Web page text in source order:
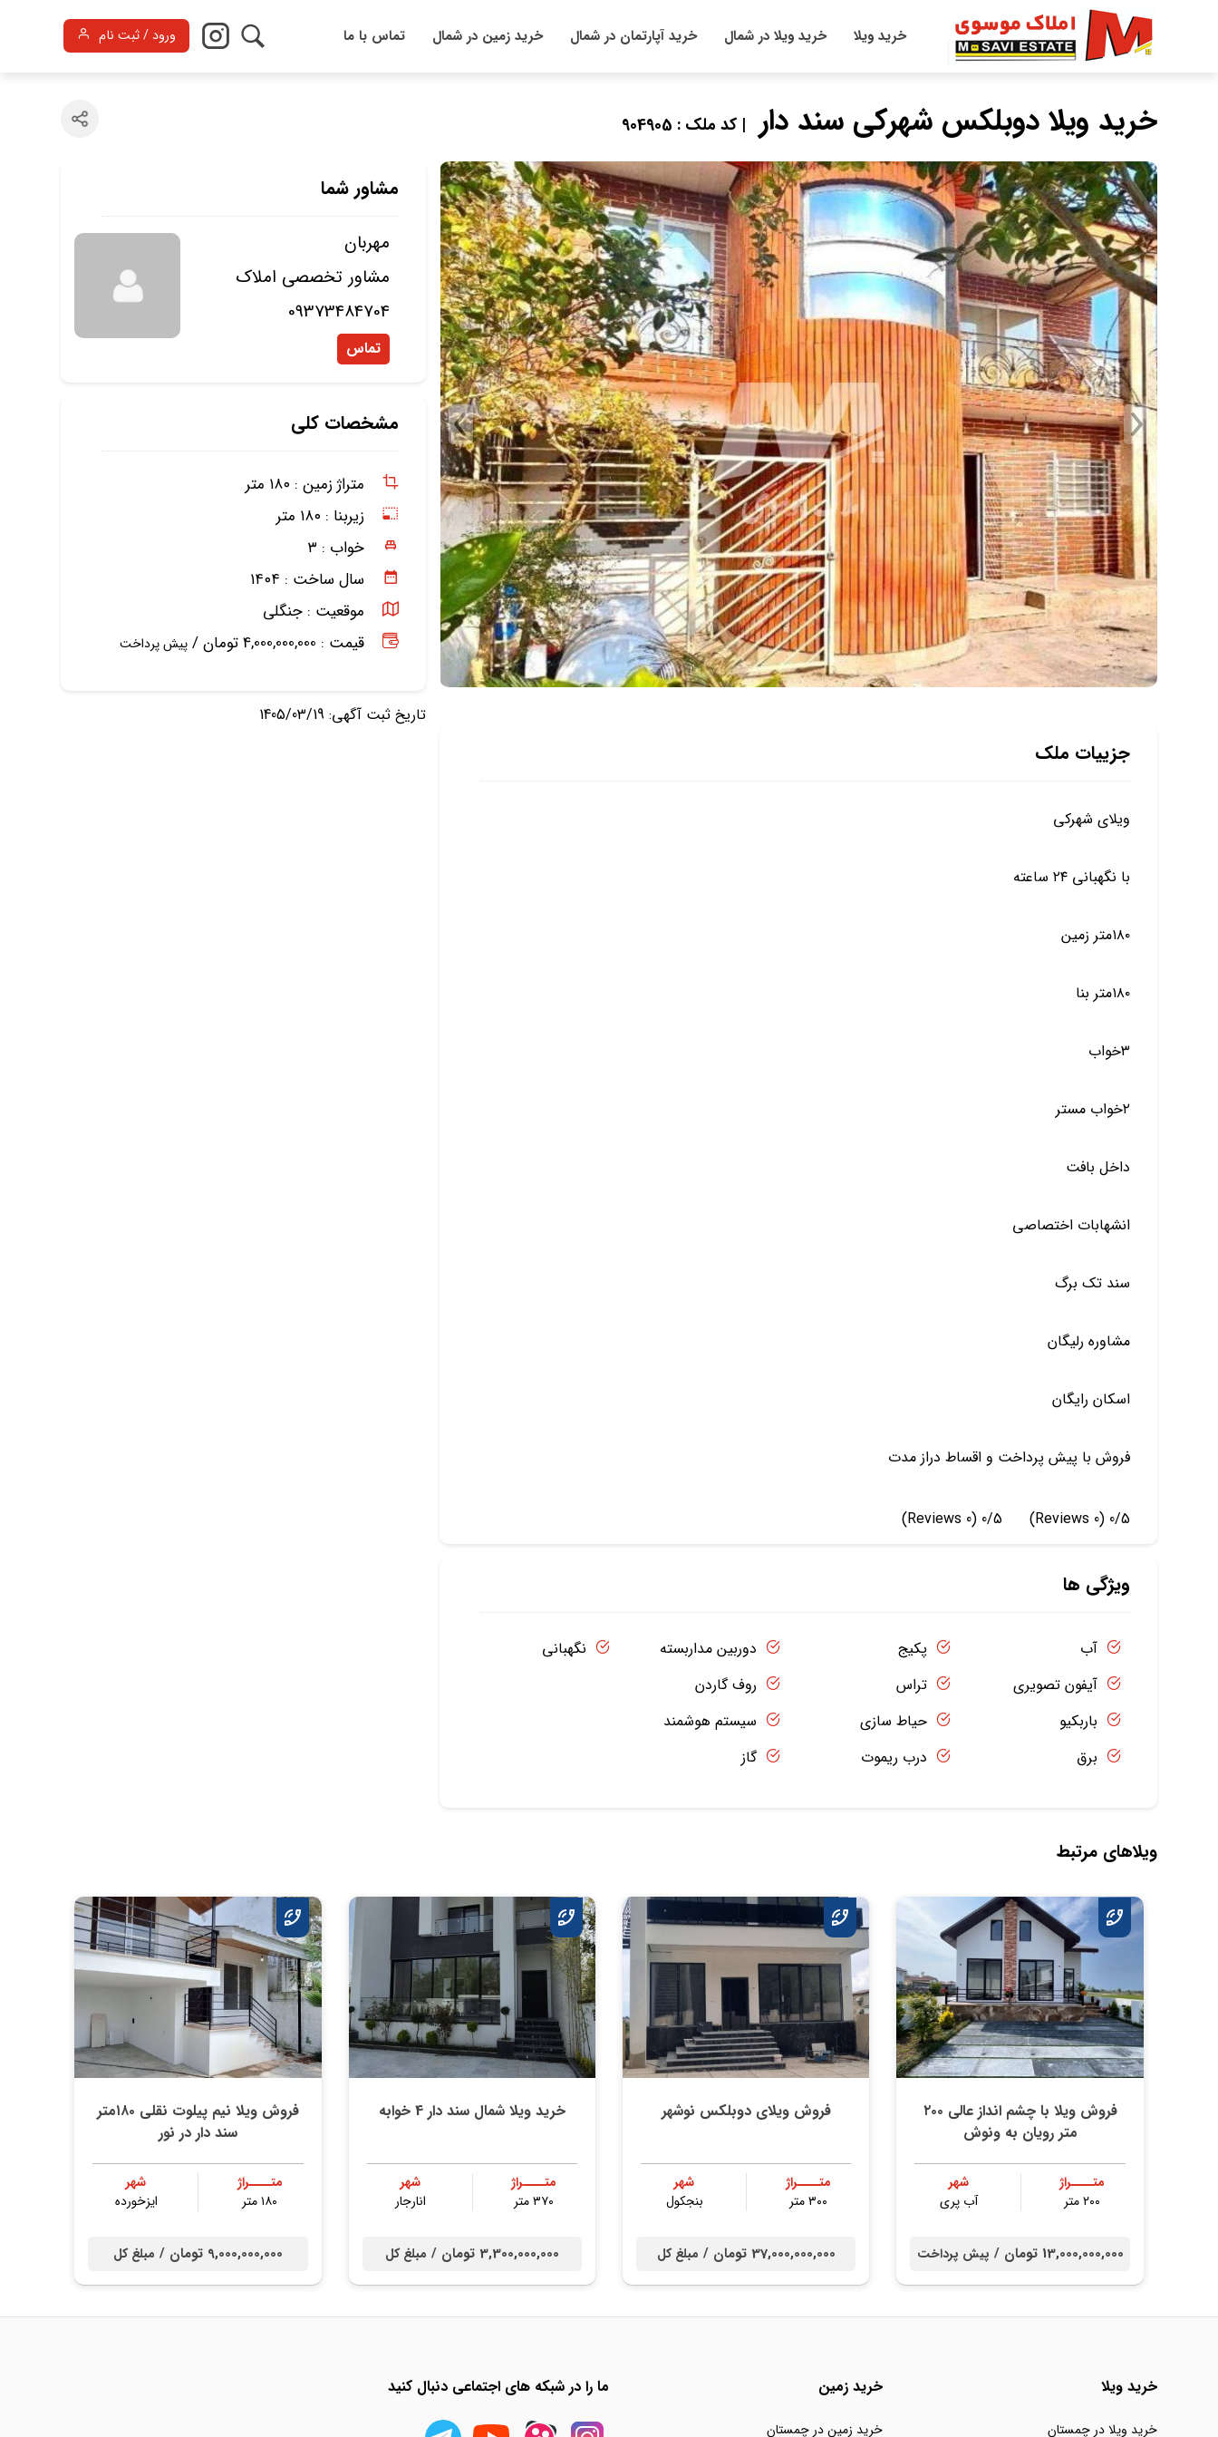
خرید ویلا خرید ویلا در شمال خرید آپارتمان در شمال خرید زمین در شمال تماس با ما ورود / ثبت نام
خرید ویلا دوبلکس شهرکی سند دار | کد ملک : 904905
مشاور شما
مهربان
مشاور تخصصی املاک
09373484704
تماس
مشخصات کلی
متراژ زمین : ۱۸۰ متر
زیربنا : ۱۸۰ متر
خواب : ۳
سال ساخت : ۱۴۰۴
موقعیت : جنگلی
قیمت : 4,000,000,000 تومان /
پیش پرداخت
تاریخ ثبت آگهی: 1405/03/19
جزییات ملک
ویلای شهرکی
با نگهبانی ۲۴ ساعته
۱۸۰متر زمین
۱۸۰متر بنا
۳خواب
۲خواب مستر
داخل بافت
انشهابات اختصاصی
سند تک برگ
مشاوره رلیگان
اسکان رایگان
فروش با پیش پرداخت و اقساط دراز مدت
0/5
(0 Reviews)
0/5
(0 Reviews)
ویژگی ها
آب
آیفون تصویری
باربکیو
برق
پکیج
تراس
حیاط سازی
درب ریموت
دوربین مداربسته
روف گاردن
سیستم هوشمند
گاز
نگهبانی
ویلاهای مرتبط
فروش ویلا با چشم انداز عالی ۲۰۰
متر رویان به ونوش
متــــراژ
۲۰۰ متر
شهر
آب پری
13,000,000,000 تومان / پیش پرداخت
فروش ویلای دوبلکس نوشهر
متــــراژ
۳۰۰ متر
شهر
بنجکول
37,000,000,000 تومان / مبلغ کل
خرید ویلا شمال سند دار 4 خوابه
متــــراژ
۳۷۰ متر
شهر
انارجار
3,300,000,000 تومان / مبلغ کل
فروش ویلا نیم پیلوت نقلی ۱۸۰متر
سند دار در نور
متــــراژ
۱۸۰ متر
شهر
ایزخورده
9,000,000,000 تومان / مبلغ کل
خرید ویلا
خرید ویلا در چمستان
خرید زمین
خرید زمین در چمستان
ما را در شبکه های اجتماعی دنبال کنید